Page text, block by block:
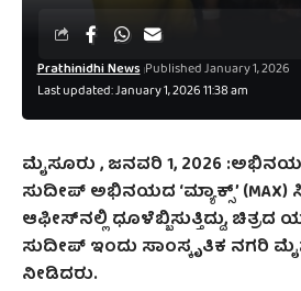
Last updated: January 1, 2026 11:38 am
Prathinidhi News Published January 1, 2026
ಮೈಸೂರು , ಜನವರಿ 1, 2026 :ಅಭಿನಯ
ಸುದೀಪ್ ಅಭಿನಯದ ‘ಮ್ಯಾಕ್ಸ್’
ಆಫೀಸ್‌ನಲ್ಲಿ ಧೂಳೆಬ್ಬಿಸುತ್ತಿದ್ದು,
ಸುದೀಪ್ ಇಂದು ಸಾಂಸ್ಕೃತಿಕ ನಗರಿ
ನೀಡಿದರು.